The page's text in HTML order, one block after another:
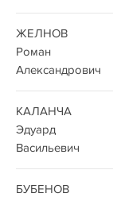
ЖЕЛНОВ
Роман
Александрович
КАЛАНЧА
Эдуард
Васильевич
БУБЕНОВ